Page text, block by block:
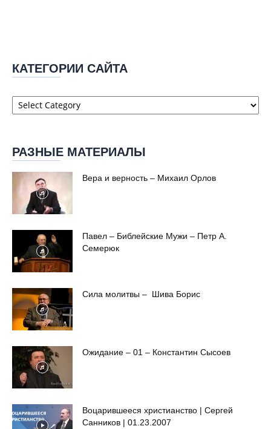
КАТЕГОРИИ САЙТА
Категории
сайта
РАЗНЫЕ МАТЕРИАЛЫ
Вера и верность – Михаил Орлов
Павел – Библейские Мужи – Петр А.
Семерюк
Сила молитвы – Шива Борис
Ожидание – 01 – Константин Сысоев
Воцарившееся христианство | Сергей
Санников | 01.23.2007